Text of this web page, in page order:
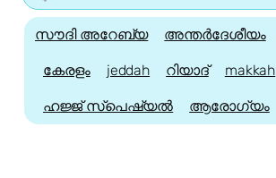
സൗദി അറേബ്യ അന്തർദേശീയം
കേരളം jeddah റിയാദ് makkah
ഹജ്ജ്‌ സ്പെഷ്യൽ ആരോഗ്യം